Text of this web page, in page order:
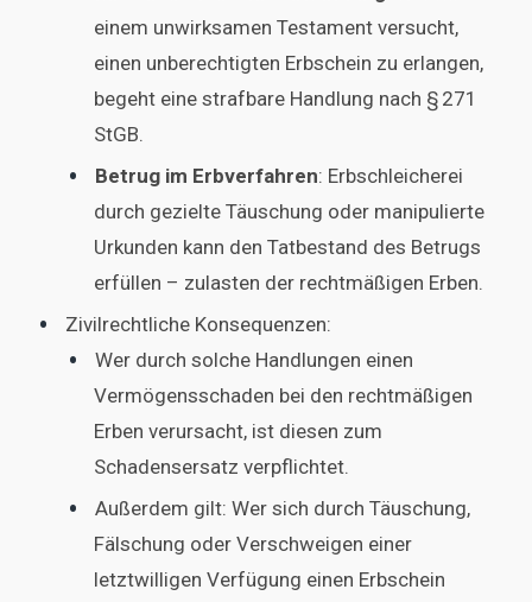
einem unwirksamen Testament versucht,
einen unberechtigten Erbschein zu erlangen,
begeht eine strafbare Handlung nach § 271
StGB.
Betrug im Erbverfahren: Erbschleicherei
durch gezielte Täuschung oder manipulierte
Urkunden kann den Tatbestand des Betrugs
erfüllen – zulasten der rechtmäßigen Erben.
Zivilrechtliche Konsequenzen:
Wer durch solche Handlungen einen
Vermögensschaden bei den rechtmäßigen
Erben verursacht, ist diesen zum
Schadensersatz verpflichtet.
Außerdem gilt: Wer sich durch Täuschung,
Fälschung oder Verschweigen einer
letztwilligen Verfügung einen Erbschein